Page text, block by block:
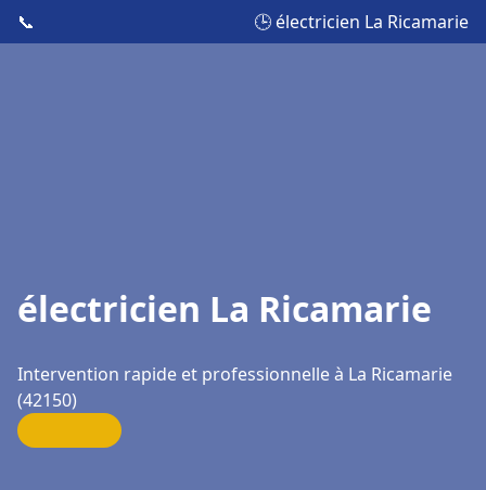
📞 🕒 électricien La Ricamarie
électricien La Ricamarie
Intervention rapide et professionnelle à La Ricamarie
(42150)